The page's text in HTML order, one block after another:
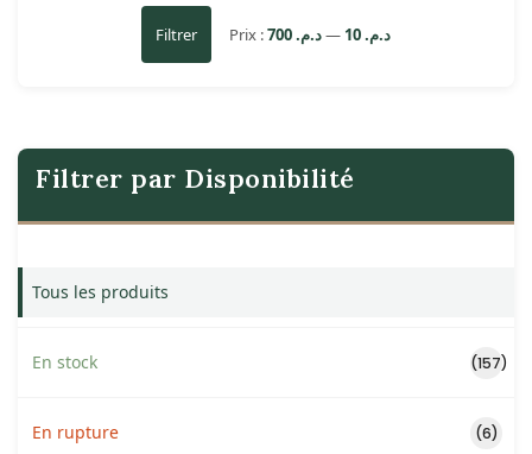
Filtrer Prix : د.م. 10 —د.م. 700
Filtrer par Disponibilité
Tous les produits
En stock (157)
En rupture (6)